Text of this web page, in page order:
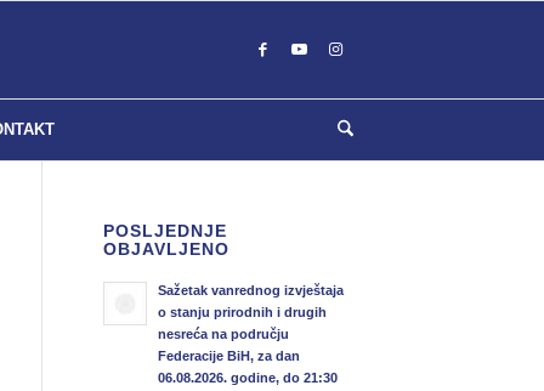
POSLJEDNJE
OBJAVLJENO
Sažetak vanrednog izvještaja
o stanju prirodnih i drugih
nesreća na području
Federacije BiH, za dan
06.08.2026. godine, do 21:30